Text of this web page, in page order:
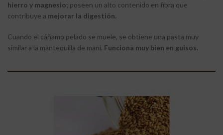
hierro y magnesio; poseen un alto contenido en fibra que
contribuye a mejorar la digestión.
Cuando el cáñamo pelado se muele, se obtiene una pasta muy
similar a la mantequilla de maní. Funciona muy bien en guisos.